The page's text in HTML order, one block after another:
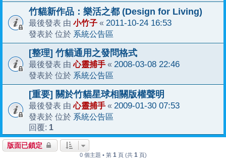
竹貓新作品：樂活之都 (Design for Living)
最後發表 由 小竹子 « 2011-10-24 16:53
發表於 位於 系統公告區
[整理] 竹貓通用之發問格式
最後發表 由心靈捕手 « 2008-03-08 22:46
發表於 位於 系統公告區
[重要] 關於竹貓星球相關版權聲明
最後發表 由心靈捕手 « 2009-01-30 07:53
發表於 位於 系統公告區
回覆: 1
版面已鎖定
0 個主題 • 第 1 頁 (共 1 頁)